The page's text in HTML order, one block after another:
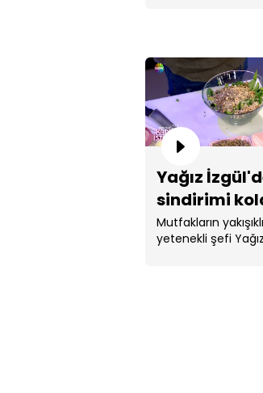
Yağız
sindirimi
salata
Mutfakların
yetenekli şefi Yağız